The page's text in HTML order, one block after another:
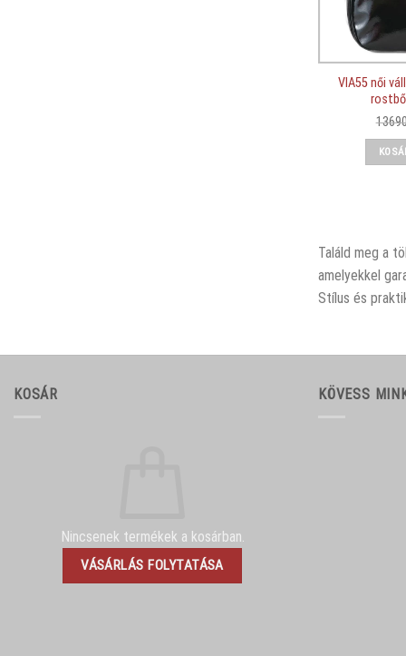
VIA55 női
Találd meg a
amelyekkel
Stílus és
KOSÁR
Nincsenek termékek a kosárban.
VÁSÁRLÁS FOLYTATÁSA
KÖVESS